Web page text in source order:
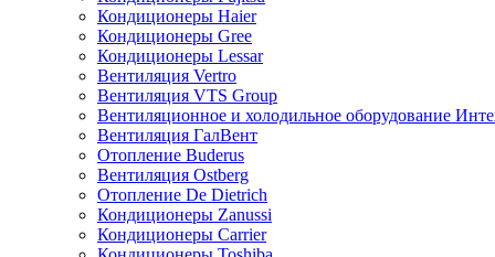
Кондиционеры Haier
Кондиционеры Gree
Кондиционеры Lessar
Вентиляция Vertro
Вентиляция VTS Group
Вентиляционное и холодильное оборудование
Вентиляция ГалВент
Отопление Buderus
Вентиляция Ostberg
Отопление De Dietrich
Кондиционеры Zanussi
Кондиционеры Carrier